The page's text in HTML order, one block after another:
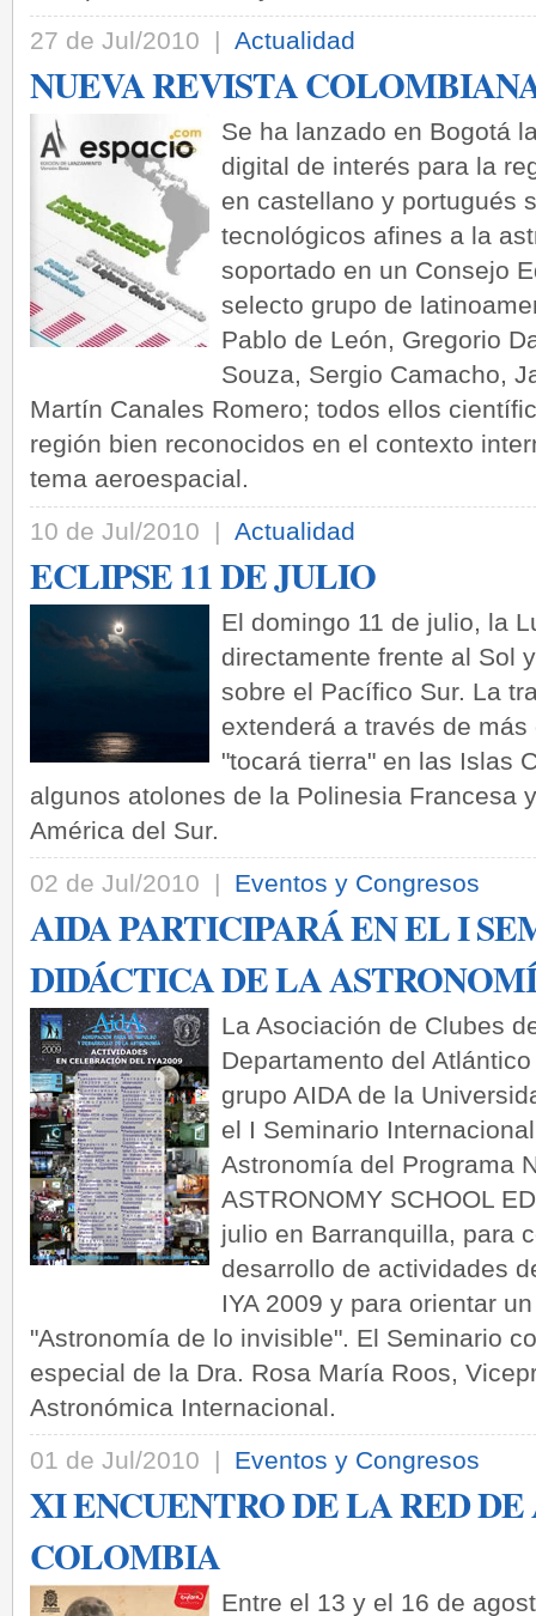
27 de Jul/2010 | Actualidad
NUEVA REVISTA
Se ha lanzado en Bogotá
digital de interés para la
en castellano y portugués
tecnológicos afines a la
soportado en un Consejo
selecto grupo de
Pablo de León, Gregorio
Souza, Sergio Camacho,
Martín Canales Romero; todos ellos
región bien reconocidos en el contexto
tema aeroespacial.
10 de Jul/2010 | Actualidad
ECLIPSE 11 DE JULIO
El domingo 11 de julio, la
directamente frente al Sol
sobre el Pacífico Sur. La
extenderá a través de
"tocará tierra" en las Islas
algunos atolones de la Polinesia Francesa
América del Sur.
02 de Jul/2010 | Eventos y Congresos
AIDA PARTICIPARÁ EN EL I
DIDÁCTICA DE LA
La Asociación de Clubes
Departamento del
grupo AIDA de la
el I Seminario
Astronomía del Programa
ASTRONOMY SCHOOL
julio en Barranquilla, para
desarrollo de actividades
IYA 2009 y para orientar
"Astronomía de lo invisible". El Seminario
especial de la Dra. Rosa María Roos,
Astronómica Internacional.
01 de Jul/2010 | Eventos y Congresos
XI ENCUENTRO DE LA RED
COLOMBIA
Entre el 13 y el 16 de